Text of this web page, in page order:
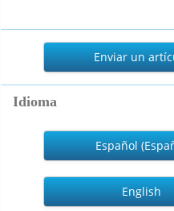
Enviar
artículo
Enviar un
Idioma
Español
English